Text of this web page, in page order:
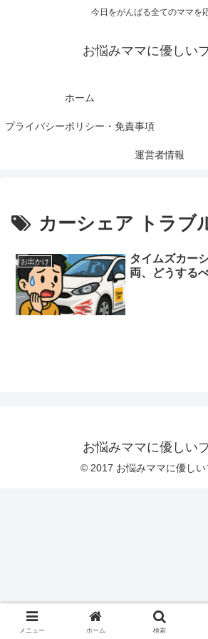
今日をがんばる全てのママを
お悩みママに優しい
ホーム
プライバシーポリシー・免責事項
運営者情報
カーシェア トラブ
お出かけ
タイムズカー
両、どうする
お悩みママに優しい
© 2017 お悩みママに優しい
メニュー ホーム 検索